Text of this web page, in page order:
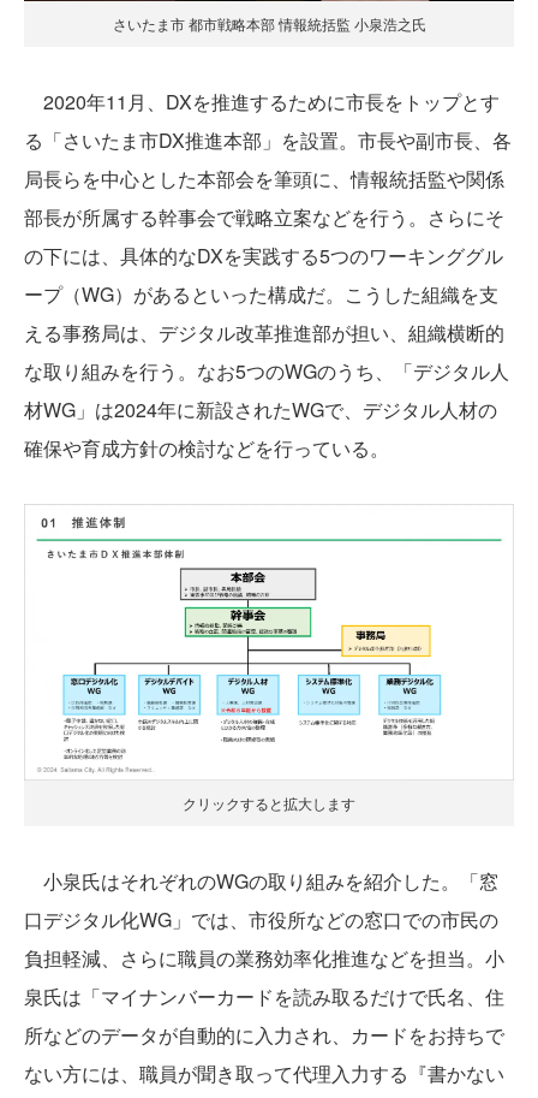
さいたま市 都市戦略本部 情報統括監 小泉浩之氏
2020年11月、DXを推進するために市長をトップとす
る「さいたま市DX推進本部」を設置。市長や副市長、各
局長らを中心とした本部会を筆頭に、情報統括監や関係
部長が所属する幹事会で戦略立案などを行う。さらにそ
の下には、具体的なDXを実践する5つのワーキンググル
ープ（WG）があるといった構成だ。こうした組織を支
える事務局は、デジタル改革推進部が担い、組織横断的
な取り組みを行う。なお5つのWGのうち、「デジタル人
材WG」は2024年に新設されたWGで、デジタル人材の
確保や育成方針の検討などを行っている。
クリックすると拡大します
小泉氏はそれぞれのWGの取り組みを紹介した。「窓
口デジタル化WG」では、市役所などの窓口での市民の
負担軽減、さらに職員の業務効率化推進などを担当。小
泉氏は「マイナンバーカードを読み取るだけで氏名、住
所などのデータが自動的に入力され、カードをお持ちで
ない方には、職員が聞き取って代理入力する『書かない